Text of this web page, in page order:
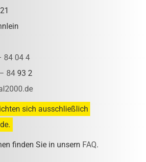
84 04 4
84 93 2
sich ausschließlich
finden Sie in unsern FAQ.